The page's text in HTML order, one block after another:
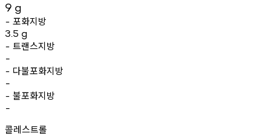
9 g
- 포화지방
3.5 g
- 트랜스지방
-
- 다불포화지방
-
- 불포화지방
-
콜레스트롤